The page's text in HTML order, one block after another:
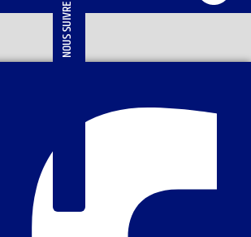
NOUS SUIVRE